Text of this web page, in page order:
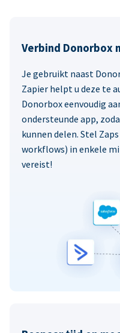
Verbind Donorbox
Je gebruikt naast
Zapier helpt u deze te
Donorbox eenvoudig
ondersteunde app,
kunnen delen. Stel
workflows) in enkele
vereist!